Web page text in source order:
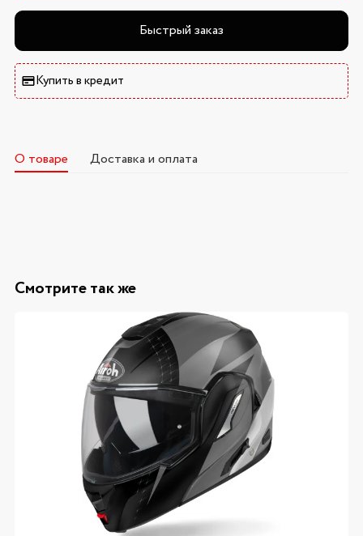
Быстрый заказ
Купить в кредит
О товаре Доставка и оплата
Смотрите так же